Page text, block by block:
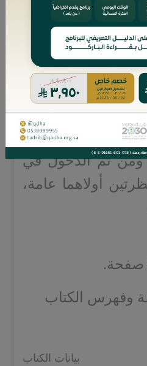
الفكر الإسلامي
كتاب بعنوان
للدكتور وائل
بطرحه تجاذبًا فكريًّا
تجليته وإيجـازه
أولًا بالتعريف
ومن ثم الدخول في
أولاهما عامة،
وفهرس الكتاب
بيانات الكتاب